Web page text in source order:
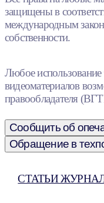
защищены в
международным
собственности.
Любое
видеоматериалов
правообладателя
Сообщить об
Обращение в
СТАТЬИ